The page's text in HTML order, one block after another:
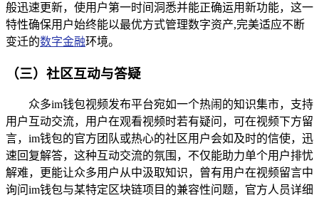
般迅速更新，使用户第一时间洞悉并能正确运用新功能，这一
特性确保用户始终能以最优方式管理数字资产,完美适应不断
变迁的数字金融环境。
（三）社区互动与答疑
众多im钱包视频发布平台宛如一个热闹的知识集市，支持
用户互动交流，用户在观看视频时若有疑问，可在视频下方留
言，im钱包的官方团队或热心的社区用户会如及时的信使，迅
速回复解答，这种互动交流的氛围，不仅能助力单个用户排忧
解难，更能让众多用户从中汲取知识，曾有用户在视频留言中
询问im钱包与某特定区块链项目的兼容性问题，官方人员详细